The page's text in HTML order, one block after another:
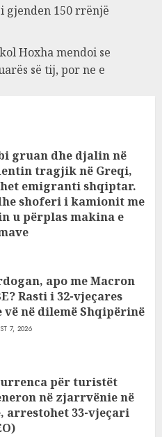
gjenden 150 rrënjë
Hoxha mendoi se
së tij, por ne e
gruan dhe djalin në
tragjik në Greqi,
emigranti shqiptar.
shoferi i kamionit me
u përplas makina e
apo me Macron
Rasti i 32-vjeçares
në dilemë Shqipërinë
7, 2026
për turistët
në zjarrvënie në
arrestohet 33-vjeçari